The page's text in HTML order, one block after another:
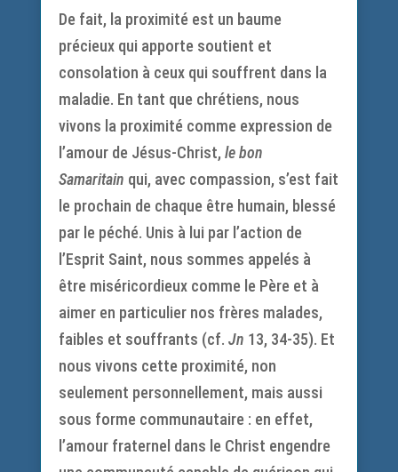
De fait, la proximité est un baume
précieux qui apporte soutient et
consolation à ceux qui souffrent dans la
maladie. En tant que chrétiens, nous
vivons la proximité comme expression de
l’amour de Jésus-Christ, le bon
Samaritain qui, avec compassion, s’est fait
le prochain de chaque être humain, blessé
par le péché. Unis à lui par l’action de
l’Esprit Saint, nous sommes appelés à
être miséricordieux comme le Père et à
aimer en particulier nos frères malades,
faibles et souffrants (cf. Jn 13, 34-35). Et
nous vivons cette proximité, non
seulement personnellement, mais aussi
sous forme communautaire : en effet,
l’amour fraternel dans le Christ engendre